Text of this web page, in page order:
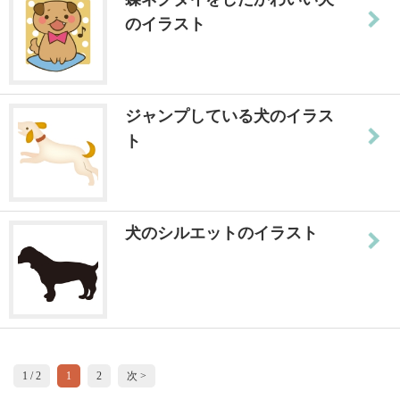
のイラスト
ジャンプしている犬のイラス
ト
犬のシルエットのイラスト
1 / 2 1 2 次 >